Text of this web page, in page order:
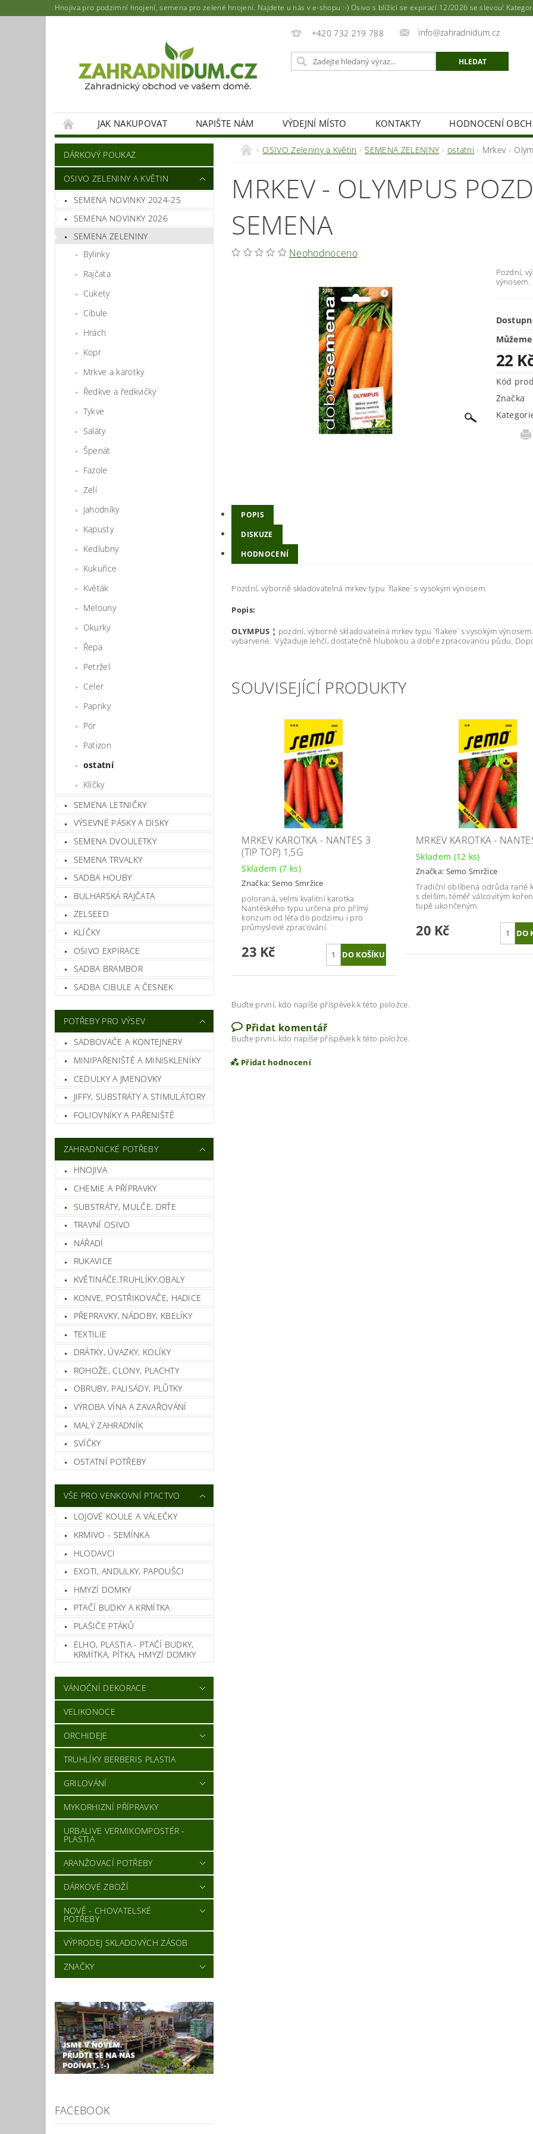
Hnojiva pro podzimní hnojení, semena pro zelené hnojení. Najdete u nás v e-shopu :-) Osivo s blížící se expirací 12/2026 se slevou! Kategorie
+420 732 219 788 info@zahradnidum.cz
JAK NAKUPOVAT NAPIŠTE NÁM VÝDEJNÍ MÍSTO KONTAKTY HODNOCENÍ
DÁRKOVÝ POUKAZ
OSIVO ZELENINY A KVĚTIN
SEMENA NOVINKY 2024-25
SEMENA NOVINKY 2026
SEMENA ZELENINY
Bylinky
Rajčata
Cukety
Cibule
Hrách
Kopr
Mrkve a karotky
Ředkve a ředkvičky
Tykve
Saláty
Špenát
Fazole
Zelí
Jahodníky
Kapusty
Kedlubny
Kukuřice
Květák
Melouny
Okurky
Řepa
Petržel
Celer
Papriky
Pór
Patizon
ostatní
Klíčky
SEMENA LETNIČKY
VÝSEVNÉ PÁSKY A DISKY
SEMENA DVOULETKY
SEMENA TRVALKY
SADBA HOUBY
BULHARSKÁ RAJČATA
ZELSEED
KLÍČKY
OSIVO EXPIRACE
SADBA BRAMBOR
SADBA CIBULE A ČESNEK
POTŘEBY PRO VÝSEV
SADBOVAČE A KONTEJNERY
MINIPAŘENIŠTĚ A MINISKLENÍKY
CEDULKY A JMENOVKY
JIFFY, SUBSTRÁTY A STIMULÁTORY
FOLIOVNÍKY A PAŘENIŠTĚ
ZAHRADNICKÉ POTŘEBY
HNOJIVA
CHEMIE A PŘÍPRAVKY
SUBSTRÁTY, MULČE, DRŤE
TRAVNÍ OSIVO
NÁŘADÍ
RUKAVICE
KVĚTINÁČE,TRUHLÍKY,OBALY
KONVE, POSTŘIKOVAČE, HADICE
PŘEPRAVKY, NÁDOBY, KBELÍKY
TEXTILIE
DRÁTKY, ÚVAZKY, KOLÍKY
ROHOŽE, CLONY, PLACHTY
OBRUBY, PALISÁDY, PLŮTKY
VÝROBA VÍNA A ZAVAŘOVÁNÍ
MALÝ ZAHRADNÍK
SVÍČKY
OSTATNÍ POTŘEBY
VŠE PRO VENKOVNÍ PTACTVO
LOJOVÉ KOULE A VÁLEČKY
KRMIVO - SEMÍNKA
HLODAVCI
EXOTI, ANDULKY, PAPOUŠCI
HMYZÍ DOMKY
PTAČÍ BUDKY A KRMÍTKA
PLAŠIČE PTÁKŮ
ELHO, PLASTIA - PTAČÍ BUDKY,
KRMÍTKA, PÍTKA, HMYZÍ DOMKY
VÁNOČNÍ DEKORACE
VELIKONOCE
ORCHIDEJE
TRUHLÍKY BERBERIS PLASTIA
GRILOVÁNÍ
MYKORHIZNÍ PŘÍPRAVKY
URBALIVE VERMIKOMPOSTÉR -
PLASTIA
ARANŽOVACÍ POTŘEBY
DÁRKOVÉ ZBOŽÍ
NOVĚ - CHOVATELSKÉ
POTŘEBY
VÝPRODEJ SKLADOVÝCH ZÁSOB
ZNAČKY
FACEBOOK
OSIVO Zeleniny a Květin SEMENA ZELENINY ostatní Mrkev -
MRKEV - OLYMPUS
SEMENA
Neohodnoceno
Pozdní,
výnosem.
22
Kód
Značka
POPIS
DISKUZE
HODNOCENÍ
Pozdní, výborně skladovatelná mrkev typu ´flakee´ s vysokým výnosem.
Popis:
OLYMPUS ¦ pozdní, výborně skladovatelná mrkev typu ´flakee´ s vysokým
vybarvené. Vyžaduje lehčí, dostatečně hlubokou a dobře zpracovanou půdu.
SOUVISEJÍCÍ PRODUKTY
MRKEV KAROTKA - NANTES 3
(TIP TOP) 1,5G
Skladem (7 ks)
Značka: Semo Smržice
poloraná, velmi kvalitní karotka
Nantéského typu určena pro přímý
konzum od léta do podzimu i pro
průmyslové zpracování.
23 Kč
MRKEV KAROTKA -
Skladem (12 ks)
Značka: Semo Smržice
Tradiční oblíbená odrůda rané
s delším, téměř válcovitým
tupě ukončeným.
20 Kč
Buďte první, kdo napíše příspěvek k této položce.
Přidat komentář
Buďte první, kdo napíše příspěvek k této položce.
Přidat hodnocení